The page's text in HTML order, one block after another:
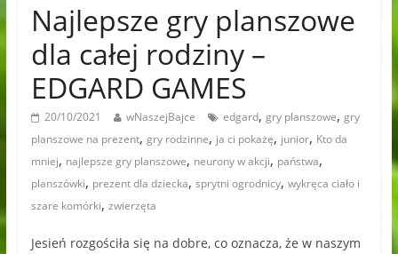
Najlepsze gry planszowe
dla całej rodziny –
EDGARD GAMES
20/10/2021 wNaszejBajce edgard, gry planszowe, gry
planszowe na prezent, gry rodzinne, ja ci pokażę, junior, Kto da
mniej, najlepsze gry planszowe, neurony w akcji, państwa,
planszówki, prezent dla dziecka, sprytni ogrodnicy, wykręca ciało i
szare komórki, zwierzęta
Jesień rozgościła się na dobre, co oznacza, że w naszym